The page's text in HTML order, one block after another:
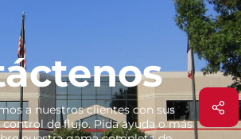
a nuestros clientes con sus
control de flujo. Pida ayuda o más